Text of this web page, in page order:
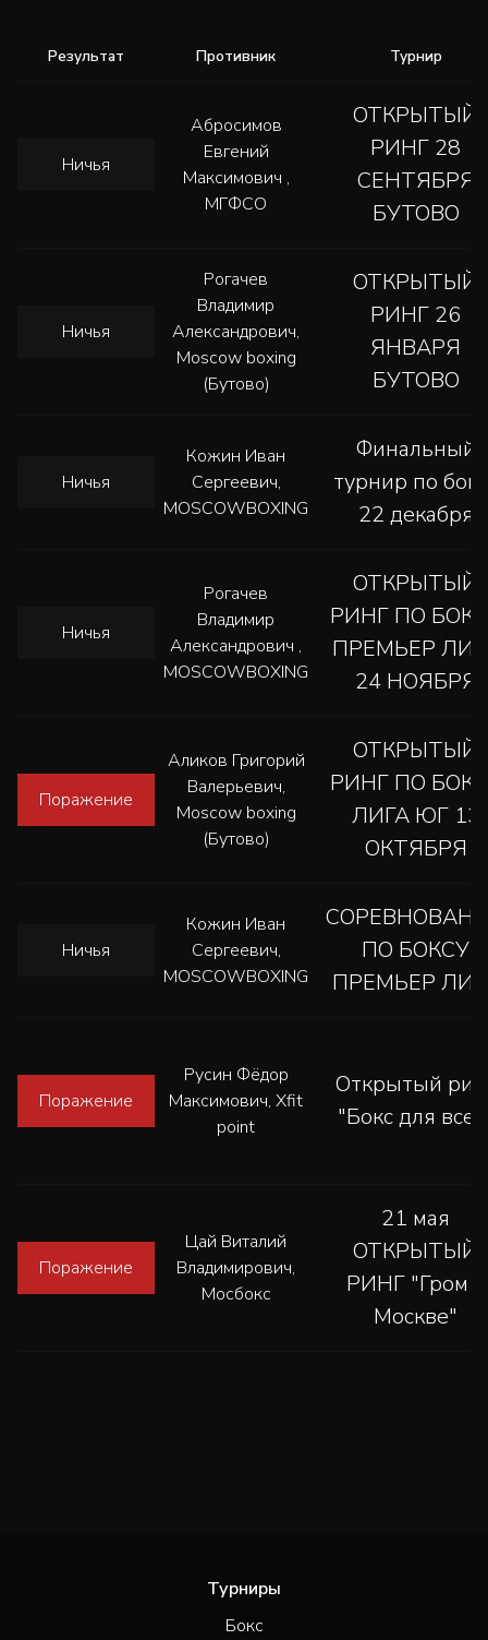
Результат Противник Турнир
Ничья
Абросимов
Евгений
Максимович ,
МГФСО
ОТКРЫТЫЙ
РИНГ 28
СЕНТЯБРЯ
БУТОВО
Ничья
Рогачев
Владимир
Александрович,
Moscow boxing
(Бутово)
ОТКРЫТЫЙ
РИНГ 26
ЯНВАРЯ
БУТОВО
Ничья
Кожин Иван
Сергеевич,
MOSCOWBOXING
Финальный
турнир по
22 декабря
Ничья
Рогачев
Владимир
Александрович ,
MOSCOWBOXING
ОТКРЫТЫЙ
РИНГ ПО
ПРЕМЬЕР
24 НОЯБРЯ
Поражение
Аликов Григорий
Валерьевич,
Moscow boxing
(Бутово)
ОТКРЫТЫЙ
РИНГ ПО
ЛИГА ЮГ 13
ОКТЯБРЯ
Ничья
Кожин Иван
Сергеевич,
MOSCOWBOXING
ПО БОКСУ
ПРЕМЬЕР
Поражение
Русин Фёдор
Максимович, Xfit
point
Открытый
"Бокс для
Поражение
Цай Виталий
Владимирович,
Мосбокс
21 мая
ОТКРЫТЫЙ
РИНГ "Гром в
Москве"
Турниры
Бокс